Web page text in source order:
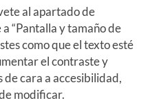
al apartado de
“Pantalla y tamaño de
como que el texto esté
el contraste y
de cara a accesibilidad,
modificar.